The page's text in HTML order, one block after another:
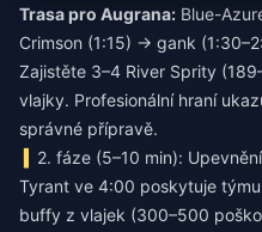
Trasa pro Augrana: Blue-
Crimson (1:15) → gank
Zajistěte 3–4 River Sprity
vlajky. Profesionální hraní
správné přípravě.
2. fáze (5–10 min):
Tyrant ve 4:00 poskytuje
buffy z vlajek (300–500